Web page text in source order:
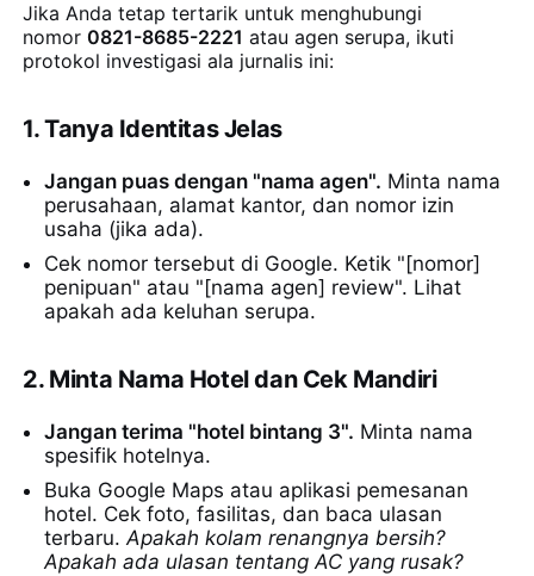
Jika Anda tetap tertarik untuk menghubungi
nomor0821-8685-2221 atau agen serupa, ikuti
protokol investigasi ala jurnalis ini:
1. Tanya Identitas Jelas
Jangan puas dengan "nama agen". Minta nama
perusahaan, alamat kantor, dan nomor izin
usaha (jika ada).
Cek nomor tersebut di Google. Ketik "[nomor]
penipuan" atau "[nama agen] review". Lihat
apakah ada keluhan serupa.
2. Minta Nama Hotel dan Cek Mandiri
Jangan terima "hotel bintang 3". Minta nama
spesifik hotelnya.
Buka Google Maps atau aplikasi pemesanan
hotel. Cek foto, fasilitas, dan baca ulasan
terbaru.Apakah kolam renangnya bersih?
Apakah ada ulasan tentang AC yang rusak?